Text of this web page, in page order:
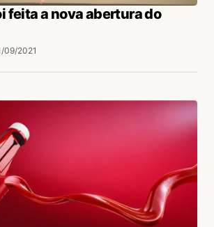
feita a nova abertura do
09/2021